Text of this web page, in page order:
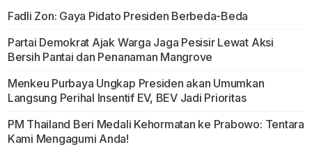
Fadli Zon: Gaya Pidato Presiden Berbeda-Beda
Partai Demokrat Ajak Warga Jaga Pesisir Lewat Aksi
Bersih Pantai dan Penanaman Mangrove
Menkeu Purbaya Ungkap Presiden akan Umumkan
Langsung Perihal Insentif EV, BEV Jadi Prioritas
PM Thailand Beri Medali Kehormatan ke Prabowo: Tentara
Kami Mengagumi Anda!